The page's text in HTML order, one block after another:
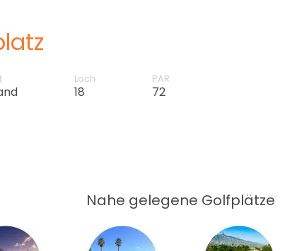
Loch
18
PAR
72
Nahe gelegene Golfplätze